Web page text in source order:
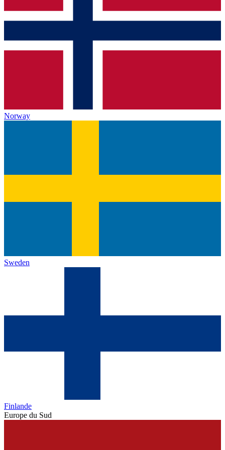
Norway
Sweden
Finlande
Europe du Sud